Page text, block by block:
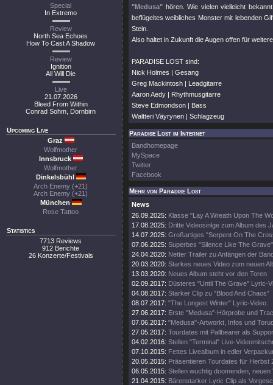
Special
In Extremo
Review
North Sea Echoes
How To Cast A Shadow
Review
Ignition
All Will Die
Live
21.07.2026
Bleed From Within
Conrad Sohm, Dornbirn
Upcoming Live
Graz
Wolfmother
Innsbruck
Wolfmother
Dinkelsbühl
Arch Enemy (+21)
Arch Enemy (+21)
München
Rose Tattoo
Statistics
7713 Reviews
912 Berichte
26 Konzerte/Festivals
"Medusa" hören. Wie vielen vielleicht
beflügeltes weibliches Monster mit lebenden
Stein.
Also haltet in Zukunft die Augen offen für
PARADISE LOST sind:
Nick Holmes | Gesang
Greg Mackintosh | Leadgitarre
Aaron Aedy | Rhythmusgitarre
Steve Edmondson | Bass
Waltteri Väyrynen | Schlagzeug
Paradise Lost im Internet
Bandhomepage
MySpace
Twitter
Facebook
Mehr von Paradise Lost
News
26.09.2025: Klasse "Lay A Wreath Upon The
17.08.2025: Dritte Videosinlge zum Album des
14.07.2025: Großartiges "Serpent On The
07.06.2025: Superbes "Silence Like The
24.04.2020: Netter Trailer zu Anfängen der
20.03.2020: Starkes neues Video zum neuen
13.03.2020: Neues Album steht vor den Toren
02.09.2017: Düsteres "Until The Grave" Lyric-
04.08.2017: Starker Clip zu "Blood And Chaos"
08.07.2017: "The Longest Winter" Lyric-Video.
27.06.2017: Erste "Medusa"-Hörprobe und
07.06.2017: "Medusa"-Artworkt, Infos und
27.05.2017: Tourdates mit Pallbearer als
04.02.2016: Stellen "Terminal" Live-
07.10.2015: Fettes Livealbum in edler
20.05.2015: Präsentieren Tourdates für Herbst
06.05.2015: Stellen wuchtig doomenden, neuen
21.04.2015: Bärenstarker Lyric Clip als